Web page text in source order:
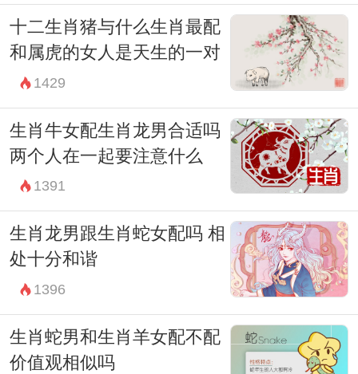
十二生肖猪与什么生肖最配
和属虎的女人是天生的一对
1429
生肖牛女配生肖龙男合适吗
两个人在一起要注意什么
1391
生肖龙男跟生肖蛇女配吗 相
处十分和谐
1396
生肖蛇男和生肖羊女配不配
价值观相似吗